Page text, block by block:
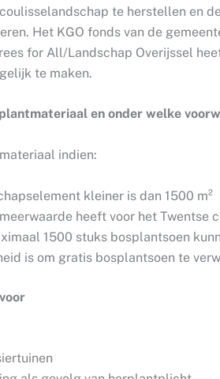
te herstellen en
Het KGO fonds van de
for All/Landschap Overijssel
te maken.
en onder welke
indien:
kleiner is dan 1500 m²
heeft voor het Twentse
1500 stuks bosplantsoen
is om gratis bosplantsoen te